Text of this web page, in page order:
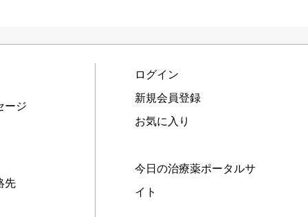
ージ
先
ログイン
新規会員登録
お気に入り
今日の治療薬ポータルサ
イト